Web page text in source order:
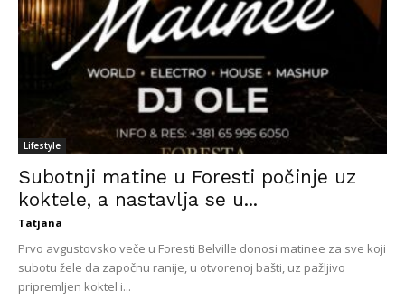
Lifestyle
Subotnji matine u Foresti počinje uz
koktele, a nastavlja se u...
Tatjana
Prvo avgustovsko veče u Foresti Belville donosi matinee za sve koji
subotu žele da započnu ranije, u otvorenoj bašti, uz pažljivo
pripremljen koktel i...